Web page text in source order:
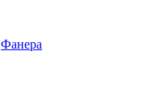
Фанера